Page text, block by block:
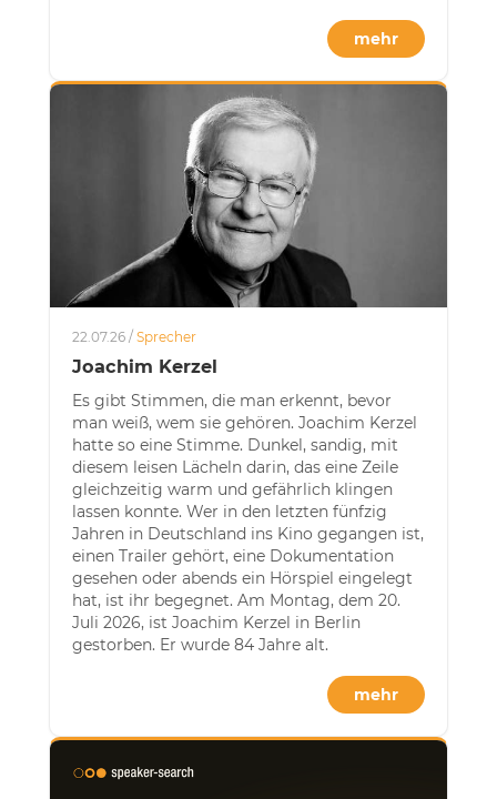
mehr
22.07.26 / Sprecher
Joachim Kerzel
Es gibt Stimmen, die man erkennt, bevor
man weiß, wem sie gehören. Joachim Kerzel
hatte so eine Stimme. Dunkel, sandig, mit
diesem leisen Lächeln darin, das eine Zeile
gleichzeitig warm und gefährlich klingen
lassen konnte. Wer in den letzten fünfzig
Jahren in Deutschland ins Kino gegangen ist,
einen Trailer gehört, eine Dokumentation
gesehen oder abends ein Hörspiel eingelegt
hat, ist ihr begegnet. Am Montag, dem 20.
Juli 2026, ist Joachim Kerzel in Berlin
gestorben. Er wurde 84 Jahre alt.
mehr